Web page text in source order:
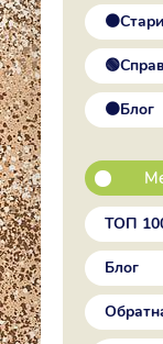
🟠Блог
ТОП
Блог